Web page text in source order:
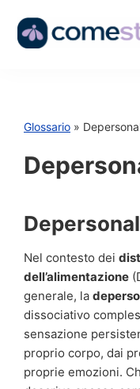
Glossario »
Nel contesto dei
dell’alimentazione
generale, la
dissociativo
sensazione
proprio corpo, dai
proprie emozioni.